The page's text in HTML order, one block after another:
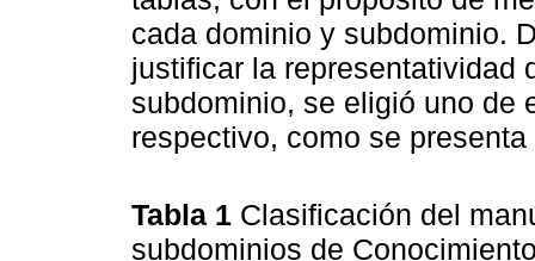
cada dominio y subdominio.
justificar la representatividad
subdominio, se eligió uno de
respectivo, como se
Tabla 1 Clasificación del
subdominios de